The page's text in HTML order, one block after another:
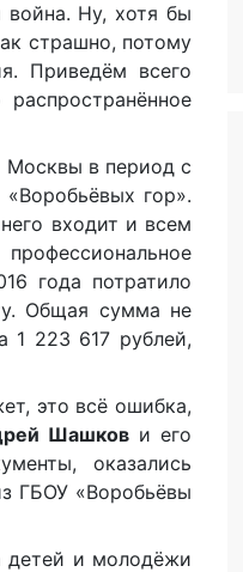
война. Ну, хотя бы
страшно, потому
Приведём всего
Москвы в период с
гор».
входит и всем
года потратило
Общая сумма не
1 223 617 рублей,
это всё ошибка,
Шашков и его
оказались
ГБОУ «Воробьёвы
детей и молодёжи